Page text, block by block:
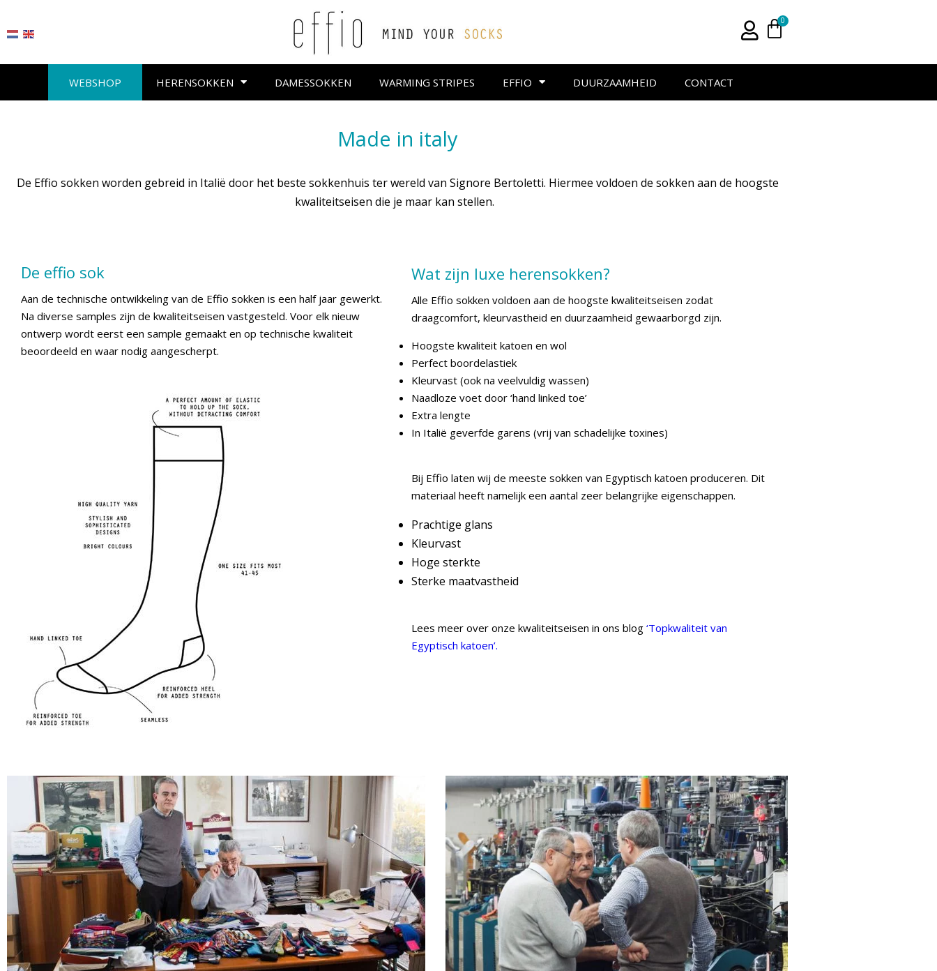
0
WEBSHOP HERENSOKKEN DAMESSOKKEN WARMING STRIPES EFFIO DUURZAAMHEID CONTACT
Made in italy
De Effio sokken worden gebreid in Italië door het beste sokkenhuis ter wereld van Signore Bertoletti. Hiermee voldoen de sokken aan de hoogste
kwaliteitseisen die je maar kan stellen.
De effio sok
Aan de technische ontwikkeling van de Effio sokken is een half jaar gewerkt.
Na diverse samples zijn de kwaliteitseisen vastgesteld. Voor elk nieuw
ontwerp wordt eerst een sample gemaakt en op technische kwaliteit
beoordeeld en waar nodig aangescherpt.
Wat zijn luxe herensokken?
Alle Effio sokken voldoen aan de hoogste kwaliteitseisen zodat
draagcomfort, kleurvastheid en duurzaamheid gewaarborgd zijn.
Hoogste kwaliteit katoen en wol
Perfect boordelastiek
Kleurvast (ook na veelvuldig wassen)
Naadloze voet door ‘hand linked toe’
Extra lengte
In Italië geverfde garens (vrij van schadelijke toxines)
Bij Effio laten wij de meeste sokken van Egyptisch katoen produceren. Dit
materiaal heeft namelijk een aantal zeer belangrijke eigenschappen.
Prachtige glans
Kleurvast
Hoge sterkte
Sterke maatvastheid
Lees meer over onze kwaliteitseisen in ons blog ‘Topkwaliteit van
Egyptisch katoen’.